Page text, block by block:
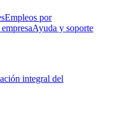
Empleos por
Ayuda y soporte
integral del